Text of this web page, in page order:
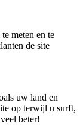
meten en te
de site
uw land en
op terwijl u surft,
beter!